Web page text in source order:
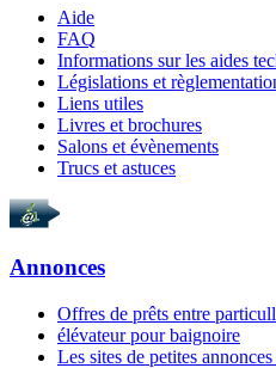
Aide
FAQ
Informations sur les aides
Législations et
Liens utiles
Livres et brochures
Salons et évènements
Trucs et astuces
Annonces
Offres de prêts entre
élévateur pour baignoire
Les sites de petites